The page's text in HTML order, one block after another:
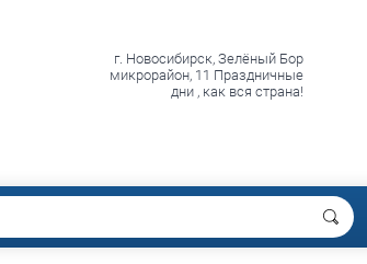
г. Новосибирск, Зелёный Бор
микрорайон, 11 Праздничные
дни , как вся страна!